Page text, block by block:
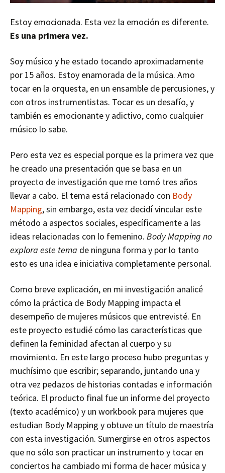
Estoy emocionada. Esta vez la emoción es diferente.
Es una primera vez.
Soy músico y he estado tocando aproximadamente
por 15 años. Estoy enamorada de la música. Amo
tocar en la orquesta, en un ensamble de percusiones, y
con otros instrumentistas. Tocar es un desafío, y
también es emocionante y adictivo, como cualquier
músico lo sabe.
Pero esta vez es especial porque es la primera vez que
he creado una presentación que se basa en un
proyecto de investigación que me tomó tres años
llevar a cabo. El tema está relacionado con Body
Mapping, sin embargo, esta vez decidí vincular este
método a aspectos sociales, específicamente a las
ideas relacionadas con lo femenino. Body Mapping no
explora este tema de ninguna forma y por lo tanto
esto es una idea e iniciativa completamente personal.
Como breve explicación, en mi investigación analicé
cómo la práctica de Body Mapping impacta el
desempeño de mujeres músicos que entrevisté. En
este proyecto estudié cómo las características que
definen la feminidad afectan al cuerpo y su
movimiento. En este largo proceso hubo preguntas y
muchísimo que escribir; separando, juntando una y
otra vez pedazos de historias contadas e información
teórica. El producto final fue un informe del proyecto
(texto académico) y un workbook para mujeres que
estudian Body Mapping y obtuve un título de maestría
con esta investigación. Sumergirse en otros aspectos
que no sólo son practicar un instrumento y tocar en
conciertos ha cambiado mi forma de hacer música y